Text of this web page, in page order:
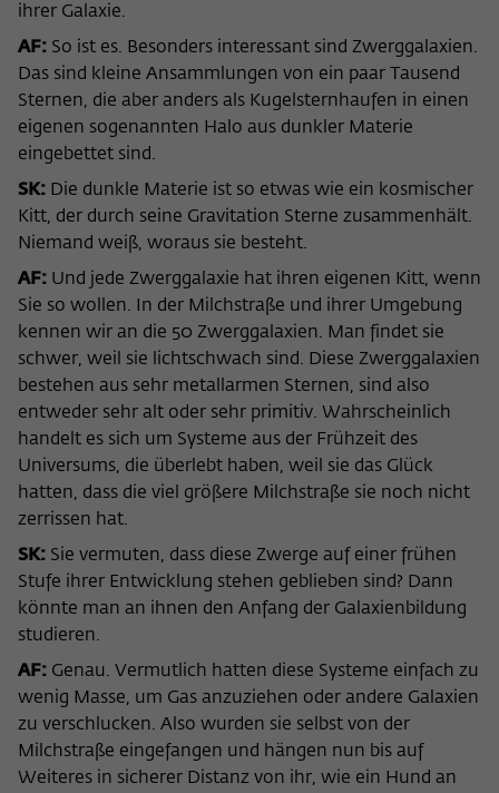
ihrer Galaxie.
AF: So ist es. Besonders interessant sind Zwerggalaxien.
Das sind kleine Ansammlungen von ein paar Tausend
Sternen, die aber anders als Kugelsternhaufen in einen
eigenen sogenannten Halo aus dunkler Materie
eingebettet sind.
SK: Die dunkle Materie ist so etwas wie ein kosmischer
Kitt, der durch seine Gravitation Sterne zusammenhält.
Niemand weiß, woraus sie besteht.
AF: Und jede Zwerggalaxie hat ihren eigenen Kitt, wenn
Sie so wollen. In der Milchstraße und ihrer Umgebung
kennen wir an die 50 Zwerggalaxien. Man findet sie
schwer, weil sie lichtschwach sind. Diese Zwerggalaxien
bestehen aus sehr metallarmen Sternen, sind also
entweder sehr alt oder sehr primitiv. Wahrscheinlich
handelt es sich um Systeme aus der Frühzeit des
Universums, die überlebt haben, weil sie das Glück
hatten, dass die viel größere Milchstraße sie noch nicht
zerrissen hat.
SK: Sie vermuten, dass diese Zwerge auf einer frühen
Stufe ihrer Entwicklung stehen geblieben sind? Dann
könnte man an ihnen den Anfang der Galaxienbildung
studieren.
AF: Genau. Vermutlich hatten diese Systeme einfach zu
wenig Masse, um Gas anzuziehen oder andere Galaxien
zu verschlucken. Also wurden sie selbst von der
Milchstraße eingefangen und hängen nun bis auf
Weiteres in sicherer Distanz von ihr, wie ein Hund an